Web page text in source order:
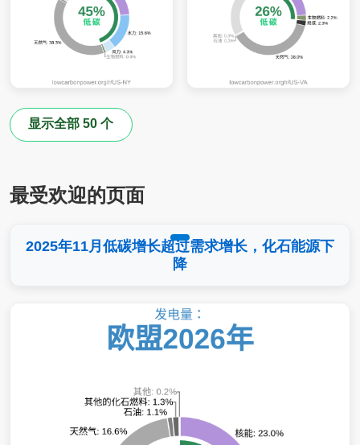
显示全部 50 个
最受欢迎的页面
2025年11月低碳增长超过需求增长，化石能源下
降